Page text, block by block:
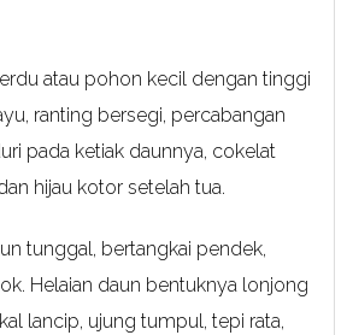
atau pohon kecil dengan tinggi
ranting bersegi, percabangan
pada ketiak daunnya, cokelat
hijau kotor setelah tua.
tunggal, bertangkai pendek,
Helaian daun bentuknya lonjong
lancip, ujung tumpul, tepi rata,